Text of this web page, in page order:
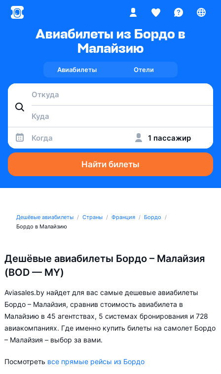
Авиабилеты из Бордо в
Малайзию
Авиабилеты Отели
Когда 1 пассажир
Найти билеты
Дешёвые авиабилеты Страны Франция
Бордо
Бордо в Малайзию
Дешёвые авиабилеты Бордо – Малайзия
(BOD — MY)
Aviasales.by найдет для вас самые дешевые авиабилеты
Бордо – Малайзия, сравнив стоимость авиабилета в
Малайзию в 45 агентствах, 5 системах бронирования и 728
авиакомпаниях. Где именно купить билеты на самолет Бордо
– Малайзия – выбор за вами.
Посмотреть все прямые рейсы из Бордо